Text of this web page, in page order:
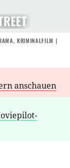
,KRIMINALFILM |
anschauen